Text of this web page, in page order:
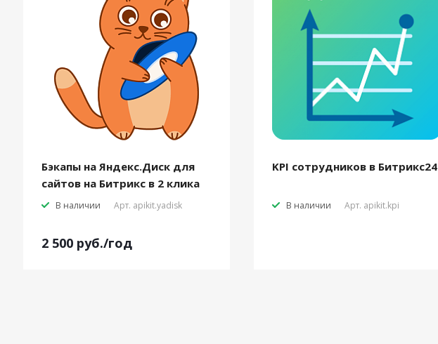
Бэкапы на Яндекс.Диск для
сайтов на Битрикс в 2 клика
В наличии Арт. apikit.yadisk
2 500 руб./год
KPI сотрудников в Битрикс24
В наличии Арт. apikit.kpi